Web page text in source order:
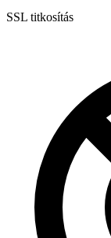
SSL titkosítás